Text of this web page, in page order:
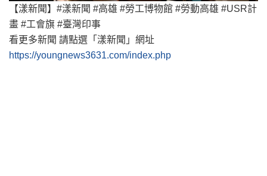
【漾新聞】#漾新聞 #高雄 #勞工博物館 #勞動高雄 #USR計
畫 #工會旗 #臺灣印事
看更多新聞 請點選「漾新聞」網址
https://youngnews3631.com/index.php